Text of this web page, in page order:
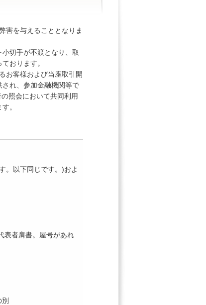
害を与えることとなりま
切手が不渡となり、取
おります。
お客様および当座取引開
れ、参加金融機関等で
照会において共同利用
。
。以下同じです。)およ
表者肩書。屋号があれ